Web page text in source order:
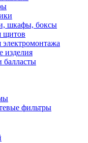
шкафы, боксы
щитов
электромонтажа
изделия
балласты
фильтры